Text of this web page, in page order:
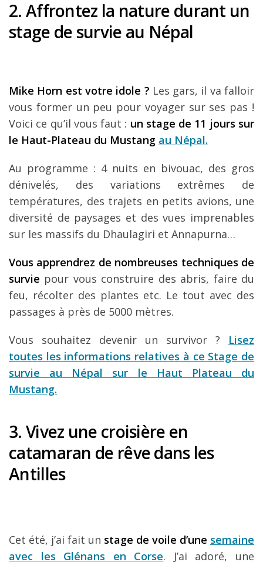
2. Affrontez la nature durant un
stage de survie au Népal
Mike Horn est votre idole ? Les gars, il va falloir
vous former un peu pour voyager sur ses pas !
Voici ce qu’il vous faut : un stage de 11 jours sur
le Haut-Plateau du Mustang au Népal.
Au programme : 4 nuits en bivouac, des gros
dénivelés, des variations extrêmes de
températures, des trajets en petits avions, une
diversité de paysages et des vues imprenables
sur les massifs du Dhaulagiri et Annapurna…
Vous apprendrez de nombreuses techniques de
survie pour vous construire des abris, faire du
feu, récolter des plantes etc. Le tout avec des
passages à près de 5000 mètres.
Vous souhaitez devenir un survivor ? Lisez
toutes les informations relatives à ce Stage de
survie au Népal sur le Haut Plateau du
Mustang.
3. Vivez une croisière en
catamaran de rêve dans les
Antilles
Cet été, j’ai fait un stage de voile d’une semaine
avec les Glénans en Corse. J’ai adoré, une